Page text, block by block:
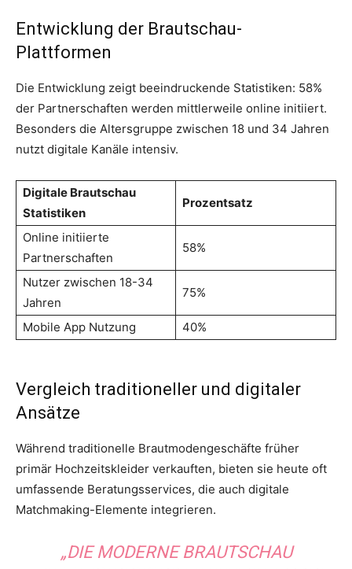
Entwicklung der Brautschau-
Plattformen
Die Entwicklung zeigt beeindruckende Statistiken: 58%
der Partnerschaften werden mittlerweile online initiiert.
Besonders die Altersgruppe zwischen 18 und 34 Jahren
nutzt digitale Kanäle intensiv.
Digitale Brautschau
Statistiken
Prozentsatz
Online initiierte
Partnerschaften
58%
Nutzer zwischen 18-34
Jahren
75%
Mobile App Nutzung 40%
Vergleich traditioneller und digitaler
Ansätze
Während traditionelle Brautmodengeschäfte früher
primär Hochzeitskleider verkauften, bieten sie heute oft
umfassende Beratungsservices, die auch digitale
Matchmaking-Elemente integrieren.
„DIE MODERNE BRAUTSCHAU